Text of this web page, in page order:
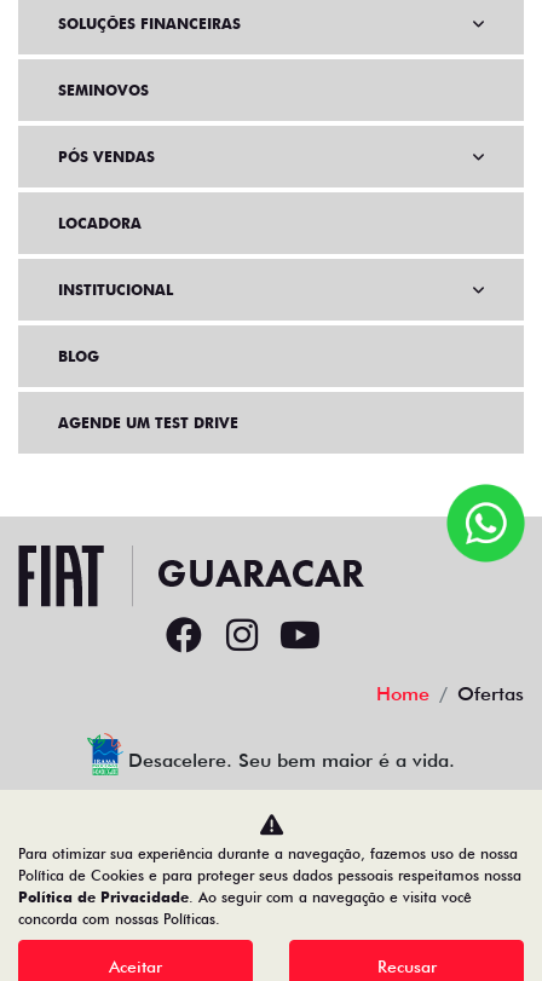
SOLUÇÕES FINANCEIRAS
SEMINOVOS
PÓS VENDAS
LOCADORA
INSTITUCIONAL
BLOG
AGENDE UM TEST DRIVE
Home Ofertas
Desacelere. Seu bem maior é a vida.
GUARACAR COMERCIO DE AUTOMOVEIS LTDA
88.952.577/0001-44
Desenvolvido pela DEALERSPACE ® Direitos Reservados.
Para otimizar sua experiência durante a navegação, fazemos uso de nossa
Política de Cookies e para proteger seus dados pessoais respeitamos nossa
Política de Privacidade. Ao seguir com a navegação e visita você
concorda com nossas Políticas.
Aceitar Recusar